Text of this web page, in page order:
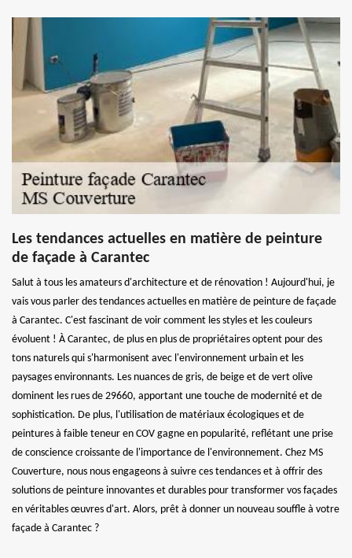
Les tendances actuelles en matière de peinture
de façade à Carantec
Salut à tous les amateurs d'architecture et de rénovation ! Aujourd'hui, je
vais vous parler des tendances actuelles en matière de peinture de façade
à Carantec. C'est fascinant de voir comment les styles et les couleurs
évoluent ! À Carantec, de plus en plus de propriétaires optent pour des
tons naturels qui s'harmonisent avec l'environnement urbain et les
paysages environnants. Les nuances de gris, de beige et de vert olive
dominent les rues de 29660, apportant une touche de modernité et de
sophistication. De plus, l'utilisation de matériaux écologiques et de
peintures à faible teneur en COV gagne en popularité, reflétant une prise
de conscience croissante de l'importance de l'environnement. Chez MS
Couverture, nous nous engageons à suivre ces tendances et à offrir des
solutions de peinture innovantes et durables pour transformer vos façades
en véritables œuvres d'art. Alors, prêt à donner un nouveau souffle à votre
façade à Carantec ?